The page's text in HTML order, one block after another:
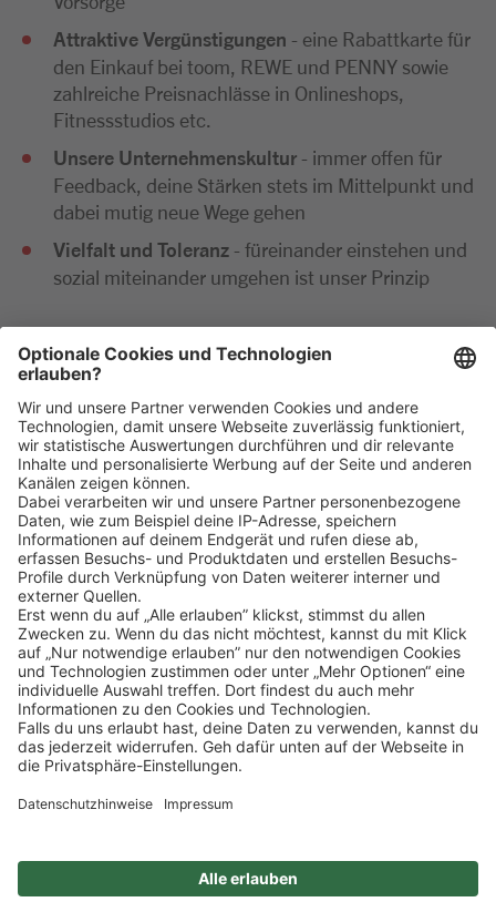
Attraktive Vergünstigungen - eine Rabattkarte für
den Einkauf bei toom, REWE und PENNY sowie
zahlreiche Preisnachlässe in Onlineshops,
Fitnessstudios etc.
Unsere Unternehmenskultur - immer offen für
Feedback, deine Stärken stets im Mittelpunkt und
dabei mutig neue Wege gehen
Vielfalt und Toleranz - füreinander einstehen und
sozial miteinander umgehen ist unser Prinzip
diese ausschließlich digital ein. Im Anschluss an deine
Bewerbung kommen wir zeitnah per E-Mail oder
telefonisch auf dich zu.
Klickehier, um alle offenen Jobs zu sehen.
Impressum Datenschutz
Privatsphäre-Einstellungen
FAQ
Veranstaltungen
Sitemap